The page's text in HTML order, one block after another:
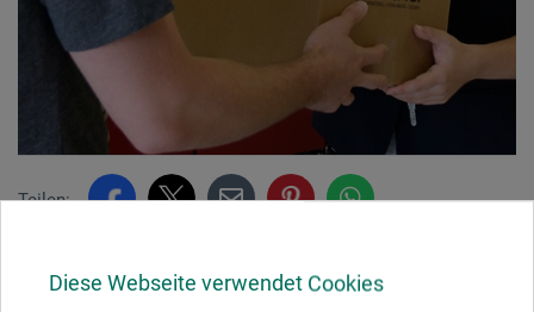
Diese Webseite verwendet Cookies
Teilen:
Ausgezeichnet sicher